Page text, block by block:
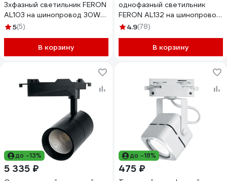
3хфазный светильник FERON
AL103 на шинопровод 30W
4000K черный, 41602
5(5)
В корзину
однофазный светильник
FERON AL132 на шинопровод
30W 4000K 120 градусов
4.9(78)
В корзину
до -13%
5 335 ₽
до -18%
475 ₽